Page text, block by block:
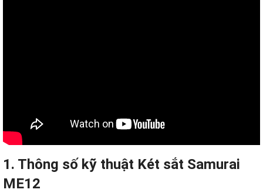
1. Thông số kỹ thuật Két sắt Samurai
ME12